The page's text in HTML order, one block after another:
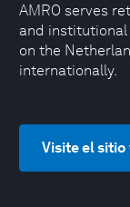
AMRO serves
and
on the
internationally.
Visite el sitio